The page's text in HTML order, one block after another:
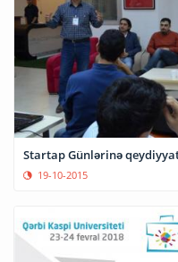
Startap Günlərinə
19-10-2015